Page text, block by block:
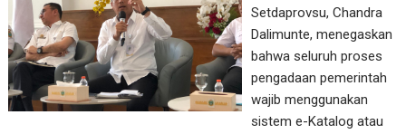
Setdaprovsu, Chandra
Dalimunte, menegaskan
bahwa seluruh proses
pengadaan pemerintah
wajib menggunakan
sistem e-Katalog atau